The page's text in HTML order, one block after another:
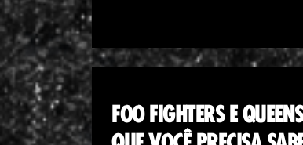
FOO FIGHTERS E